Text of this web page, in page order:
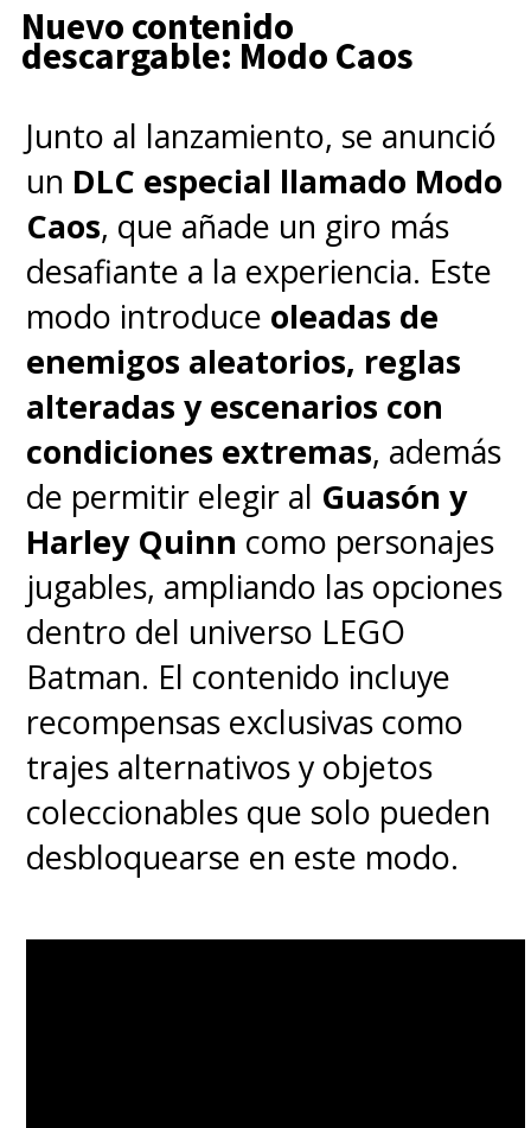
Nuevo contenido
descargable: Modo Caos
Junto al lanzamiento, se anunció
un DLC especial llamado Modo
Caos, que añade un giro más
desafiante a la experiencia. Este
modo introduce oleadas de
enemigos aleatorios, reglas
alteradas y escenarios con
condiciones extremas, además
de permitir elegir al Guasón y
Harley Quinn como personajes
jugables, ampliando las opciones
dentro del universo LEGO
Batman. El contenido incluye
recompensas exclusivas como
trajes alternativos y objetos
coleccionables que solo pueden
desbloquearse en este modo.